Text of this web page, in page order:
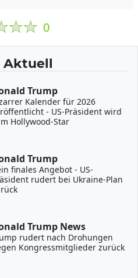
0
Aktuell
Trump
Kalender für 2026
- US-Präsident wird
Hollywood-Star
Trump
finales Angebot - US-
rudert bei Ukraine-Plan
Trump News
rudert nach Drohungen
Kongressmitglieder zurück